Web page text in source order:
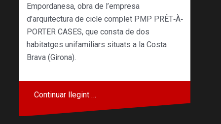
Empordanesa, obra de l’empresa
d’arquitectura de cicle complet PMP PRÊT‐À‐
PORTER CASES, que consta de dos
habitatges unifamiliars situats a la Costa
Brava (Girona).
Continuar llegint …